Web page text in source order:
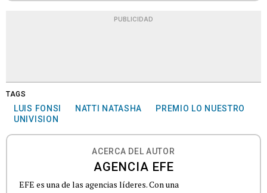
PUBLICIDAD
TAGS
LUIS FONSI NATTI NATASHA
PREMIO LO NUESTRO
UNIVISION
ACERCA DEL AUTOR
AGENCIA EFE
EFE es una de las agencias líderes. Con una